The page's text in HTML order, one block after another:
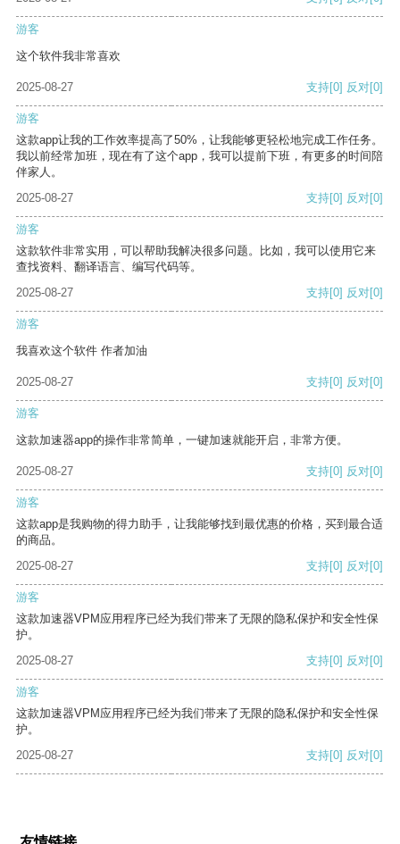
游客
这个软件我非常喜欢
2025-08-27 支持[0] 反对[0]
游客
这款app让我的工作效率提高了50%，让我能够更轻松地完成工作任务。
我以前经常加班，现在有了这个app，我可以提前下班，有更多的时间陪
伴家人。
2025-08-27
支持[0] 反对[0]
游客
这款软件非常实用，可以帮助我解决很多问题。比如，我可以使用它来
查找资料、翻译语言、编写代码等。
2025-08-27
支持[0] 反对[0]
游客
我喜欢这个软件 作者加油
2025-08-27 支持[0] 反对[0]
游客
这款加速器app的操作非常简单，一键加速就能开启，非常方便。
2025-08-27 支持[0] 反对[0]
游客
这款app是我购物的得力助手，让我能够找到最优惠的价格，买到最合适
的商品。
2025-08-27
支持[0] 反对[0]
游客
这款加速器VPM应用程序已经为我们带来了无限的隐私保护和安全性保
护。
2025-08-27
支持[0] 反对[0]
游客
这款加速器VPM应用程序已经为我们带来了无限的隐私保护和安全性保
护。
2025-08-27
支持[0] 反对[0]